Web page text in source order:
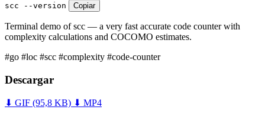
scc --version Copiar
Terminal demo of scc — a very fast accurate code counter with
complexity calculations and COCOMO estimates.
#go #loc #scc #complexity #code-counter
Descargar
⬇ GIF (95,8 KB) ⬇ MP4